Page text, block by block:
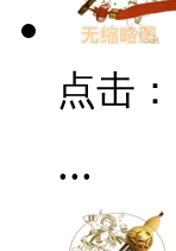
点击：
...